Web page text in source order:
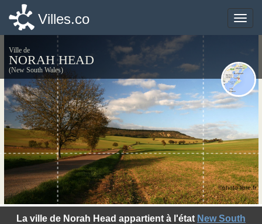
Toggle
Villes.co
Ville de
NORAH HEAD
(New South Wales)
La ville de Norah Head appartient à l'état New South
©photo-libre.fr
Toggle
Villes.co